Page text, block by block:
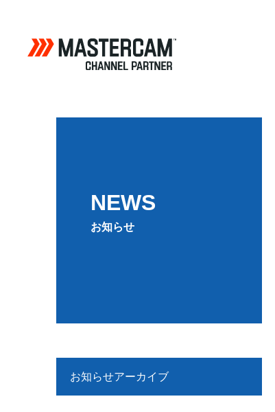
NEWS
お知らせ
お知らせアーカイブ